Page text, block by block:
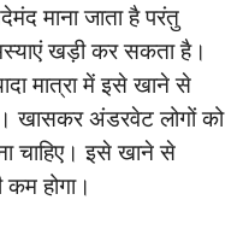
माना जाता है परंतु
खड़ी कर सकता है।
मात्रा में इसे खाने से
खासकर अंडरवेट लोगों को
चाहिए। इसे खाने से
होगा।